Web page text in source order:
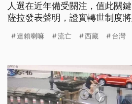
人選在近年備受關注，值此關
薩拉發表聲明，證實轉世制度
機構，引起全球藏人社群的關
利的角力。
達賴喇嘛 流亡 西藏 台灣